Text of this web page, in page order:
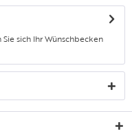
sich Ihr Wünschbecken